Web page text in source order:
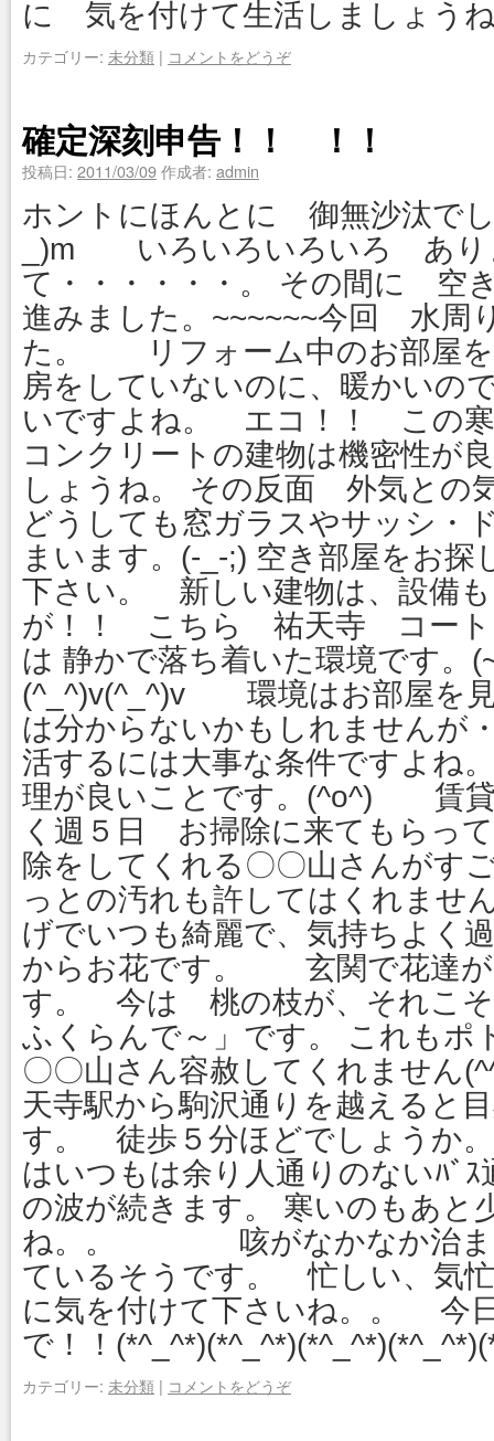
に 気を付けて生活しましょう
カテゴリー: 未分類 | コメントをどうぞ
確定深刻申告！！ ！！
投稿日: 2011/03/09作成者: admin
ホントにほんとに 御無沙汰で
_)m いろいろいろいろ あり
て・・・・・・。 その間に 空
進みました。~~~~~~今回 水周
た。 リフォーム中のお部屋を
房をしていないのに、暖かいの
いですよね。 エコ！！ この寒
コンクリートの建物は機密性が
しょうね。 その反面 外気との
どうしても窓ガラスやサッシ・
まいます。(-_-;) 空き部屋をお探
下さい。 新しい建物は、設備
が！！ こちら 祐天寺 コート
は 静かで落ち着いた環境です。
(^_^)v(^_^)v 環境はお部屋を
は分からないかもしれませんが
活するには大事な条件ですよね
理が良いことです。(^o^) 賃貸
く週５日 お掃除に来てもらっ
除をしてくれる〇〇山さんが
っとの汚れも許してはくれませ
げでいつも綺麗で、気持ちよ
からお花です。 玄関で花達が
す。 今は 桃の枝が、それこそ
ふくらんで～」です。 これもポ
〇〇山さん容赦してくれません
天寺駅から駒沢通りを越えると
す。 徒歩５分ほどでしょうか
はいつもは余り人通りのないﾊﾞ
の波が続きます。 寒いのもあと
ね。。 咳がなかなか治まら
ているそうです。 忙しい、気
に気を付けて下さいね。。 今
で！！
カテゴリー: 未分類 | コメントをどうぞ